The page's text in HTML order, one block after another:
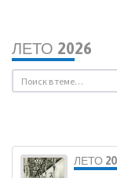
ЛЕТО 2026
ЛЕТО